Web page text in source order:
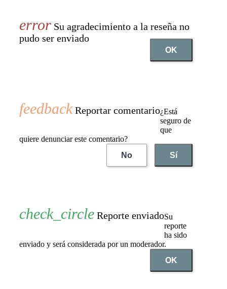
Su agradecimiento a la reseña no
pudo ser enviado
OK
Reportar comentario¿Está
seguro de
que
quiere denunciar este comentario?
No
Sí
Reporte enviadoSu
reporte
ha sido
enviado y será considerada por un moderador.
OK